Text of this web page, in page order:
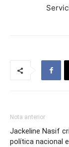
Nota anterior
Jackeline Nasif
política nacional